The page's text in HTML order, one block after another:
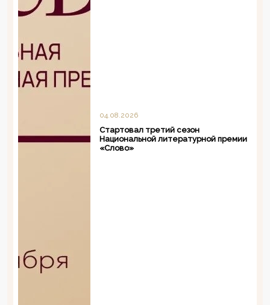
04.08.2026
Стартовал третий сезон
Национальной литературной премии
«Слово»